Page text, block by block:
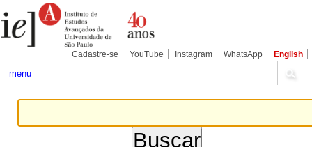
para
conteúdo.
Pessoais
Cadastre-se YouTube Instagram WhatsApp English
menu